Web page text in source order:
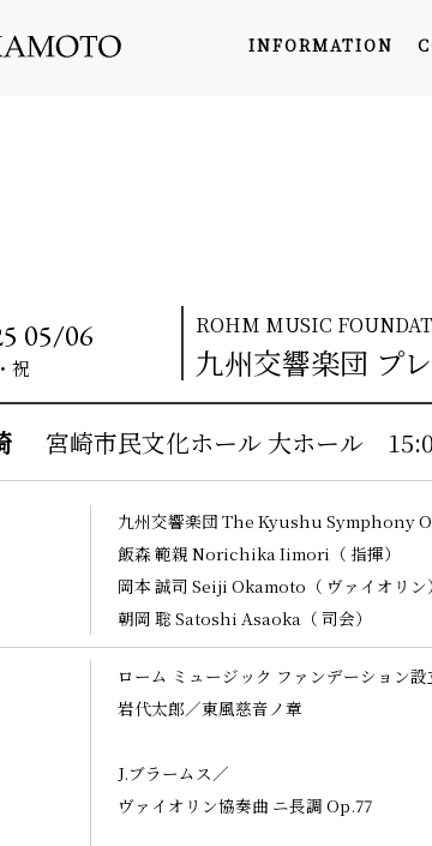
INFORMATION
05/06
・祝
ROHM MUSIC
九州交響楽団 プ
宮崎市民文化ホール 大ホール
九州交響楽団 The Kyushu Symphony
飯森 範親 Norichika Iimori（ 指揮）
岡本 誠司 Seiji Okamoto（ ヴァイオリン）
朝岡 聡 Satoshi Asaoka（ 司会）
ローム ミュージック ファンデーション
岩代太郎／東風慈音ノ章
J.ブラームス／
ヴァイオリン協奏曲 ニ長調 Op.77